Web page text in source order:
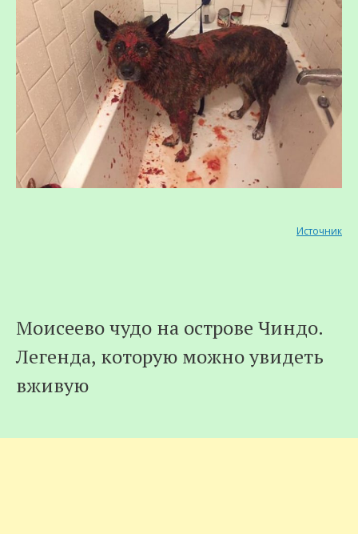
Источник
Моисеево чудо на острове Чиндо.
Легенда, которую можно увидеть
вживую